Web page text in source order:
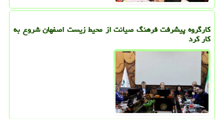
کارگروه پیشرفت فرهنگ صیانت از محیط زیست اصفهان شروع به
کار کرد